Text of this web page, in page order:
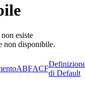
esiste
non disponibile.
ABFACF
di Default